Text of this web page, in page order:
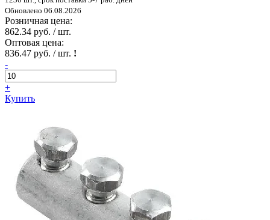
Обновлено 06.08.2026
Розничная цена:
862.34 руб. / шт.
Оптовая цена:
836.47 руб. / шт. !
-
+
Купить